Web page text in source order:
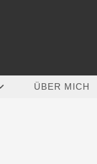
ÜBER MICH